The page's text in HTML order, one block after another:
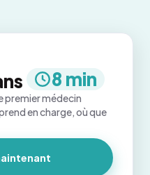
8 min
premier médecin
en charge, où que